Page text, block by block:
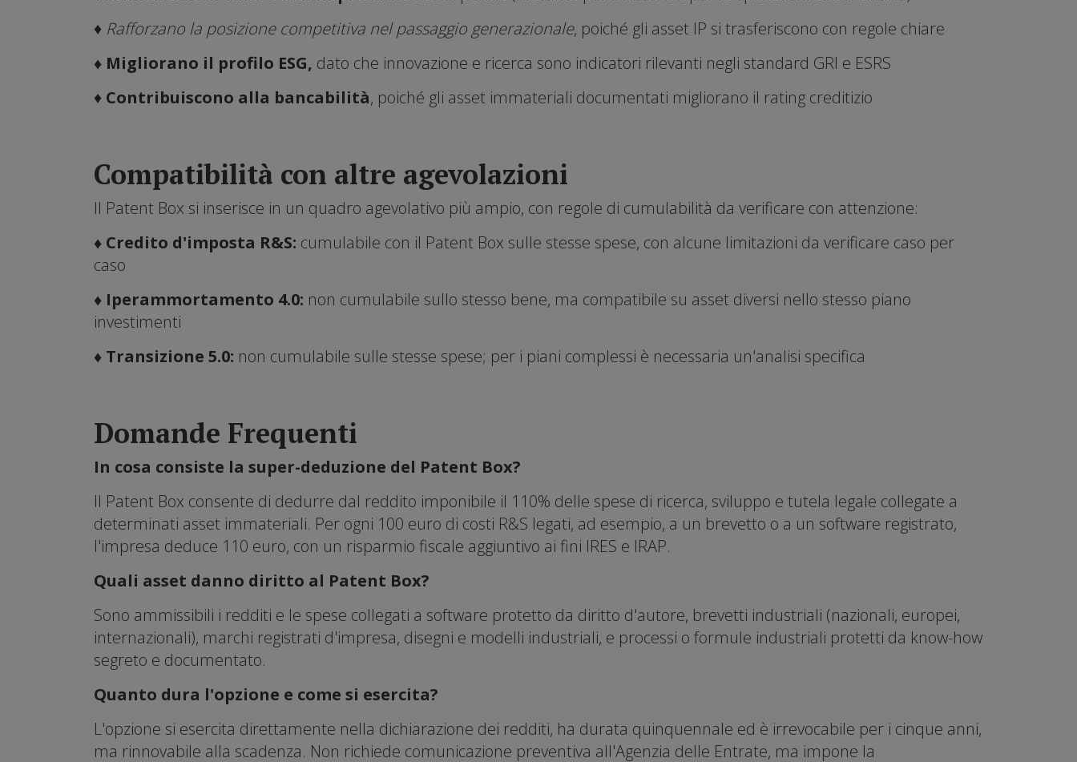
♦ Rafforzano la posizione competitiva nel passaggio generazionale, poiché gli asset IP si trasferiscono con regole chiare
♦ Migliorano il profilo ESG, dato che innovazione e ricerca sono indicatori rilevanti negli standard GRI e ESRS
♦ Contribuiscono alla bancabilità, poiché gli asset immateriali documentati migliorano il rating creditizio
Compatibilità con altre agevolazioni
Il Patent Box si inserisce in un quadro agevolativo più ampio, con regole di cumulabilità da verificare con attenzione:
♦ Credito d'imposta R&S: cumulabile con il Patent Box sulle stesse spese, con alcune limitazioni da verificare caso per
caso
♦ Iperammortamento 4.0: non cumulabile sullo stesso bene, ma compatibile su asset diversi nello stesso piano
investimenti
♦ Transizione 5.0: non cumulabile sulle stesse spese; per i piani complessi è necessaria un'analisi specifica
Domande Frequenti
In cosa consiste la super-deduzione del Patent Box?
Il Patent Box consente di dedurre dal reddito imponibile il 110% delle spese di ricerca, sviluppo e tutela legale collegate a
determinati asset immateriali. Per ogni 100 euro di costi R&S legati, ad esempio, a un brevetto o a un software registrato,
l'impresa deduce 110 euro, con un risparmio fiscale aggiuntivo ai fini IRES e IRAP.
Quali asset danno diritto al Patent Box?
Sono ammissibili i redditi e le spese collegati a software protetto da diritto d'autore, brevetti industriali (nazionali, europei,
internazionali), marchi registrati d'impresa, disegni e modelli industriali, e processi o formule industriali protetti da know-how
segreto e documentato.
Quanto dura l'opzione e come si esercita?
L'opzione si esercita direttamente nella dichiarazione dei redditi, ha durata quinquennale ed è irrevocabile per i cinque anni,
ma rinnovabile alla scadenza. Non richiede comunicazione preventiva all'Agenzia delle Entrate, ma impone la